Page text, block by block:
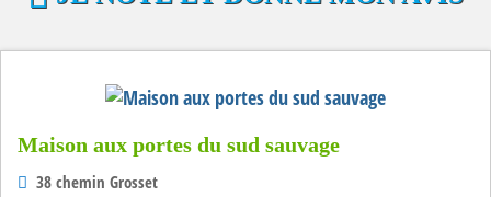
Maison aux portes du sud sauvage
38 chemin Grosset